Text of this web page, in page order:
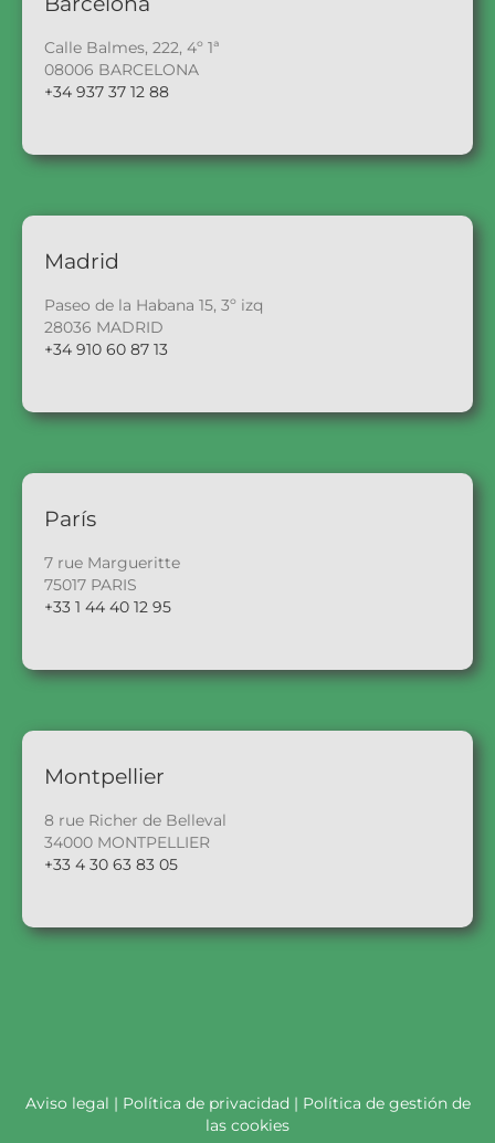
Calle Balmes, 222, 4º 1ª
08006 BARCELONA
+34 937 37 12 88
Madrid
Paseo de la Habana 15, 3º izq
28036 MADRID
+34 910 60 87 13
París
7 rue Margueritte
75017 PARIS
+33 1 44 40 12 95
Montpellier
8 rue Richer de Belleval
34000 MONTPELLIER
+33 4 30 63 83 05
Aviso legal | Política de privacidad | Política de gestión de
las cookies